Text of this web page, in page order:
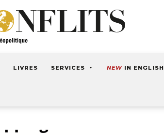
LIVRES SERVICES NEW IN ENGLISH